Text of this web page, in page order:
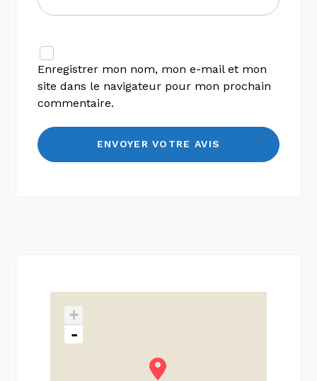
Enregistrer mon nom, mon e-mail et mon
site dans le navigateur pour mon prochain
commentaire.
+
-